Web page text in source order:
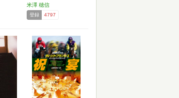
米澤 穂信
登録 4797